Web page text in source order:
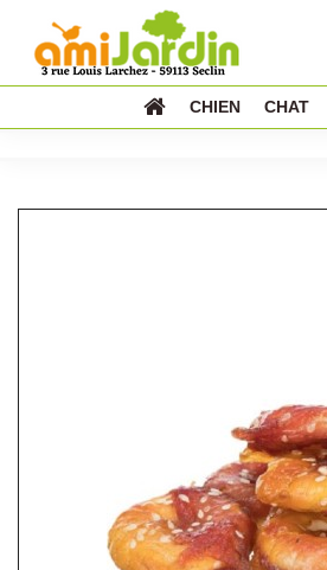
CHIEN CHAT